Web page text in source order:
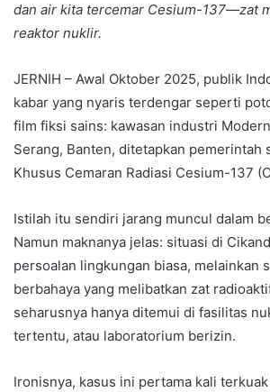
dan air kita tercemar Cesium-137—zat
reaktor nuklir.
JERNIH – Awal Oktober 2025, publik
kabar yang nyaris terdengar seperti
film fiksi sains: kawasan industri
Serang, Banten, ditetapkan pemerintah
Khusus Cemaran Radiasi Cesium-137
Istilah itu sendiri jarang muncul dalam
Namun maknanya jelas: situasi di
persoalan lingkungan biasa, melainkan
berbahaya yang melibatkan zat
seharusnya hanya ditemui di fasilitas
tertentu, atau laboratorium berizin.
Ironisnya, kasus ini pertama kali